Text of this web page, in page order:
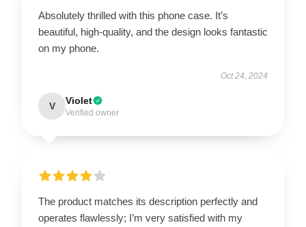
Absolutely thrilled with this phone case. It’s
beautiful, high-quality, and the design looks fantastic
on my phone.
Oct 24, 2024
V Violet
Verified owner
The product matches its description perfectly and
operates flawlessly; I’m very satisfied with my